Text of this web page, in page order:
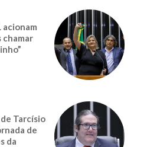
acionam
chamar
Tarcísio
de
da